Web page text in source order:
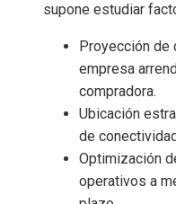
supone estudiar
Proyección de
empresa
compradora.
Ubicación
de
Optimización
operativos a